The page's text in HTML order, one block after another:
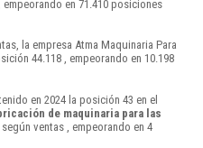
empeorando en 71.410 posiciones
la empresa Atma Maquinaria Para
44.118 , empeorando en 10.198
en 2024 la posición 43 en el
de maquinaria para las
según ventas , empeorando en 4